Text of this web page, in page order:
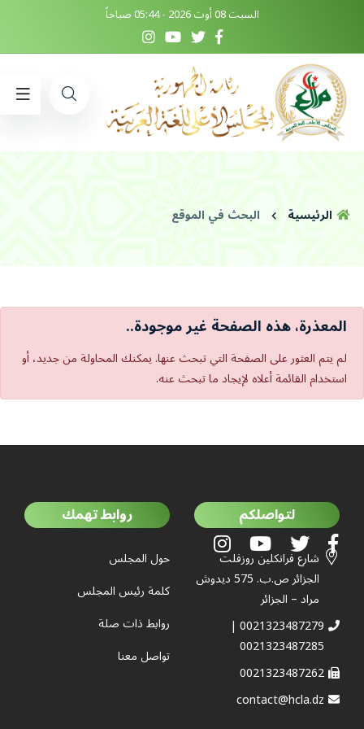
السبت 08 أوت 2026 - 05:44 صباحاً
الرئيسية البحث في الموقع
المعذرة، هذه الصفحة غير موجودة..
لم يتم العثور على الصفحة التي تبحث عنها. يمكنك المحاولة من جديد، أو
استخدام القائمة أعلاه لإيجاد ما تبحث عنه.
لتواصلكم
شارع فرانكلين روزفلت
الجزائر ص.ب. 575 ديدوش
مراد – الجزائر
0021323487279 |
0021323487285
0021323487262
contact@hcla.dz
روابط تهمك
حول المجلس
كلمة رئيس المجلس
روابط ذات صلة
تواصل معنا